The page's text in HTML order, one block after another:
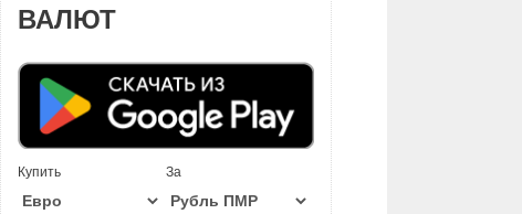
ВАЛЮТ
Купить За